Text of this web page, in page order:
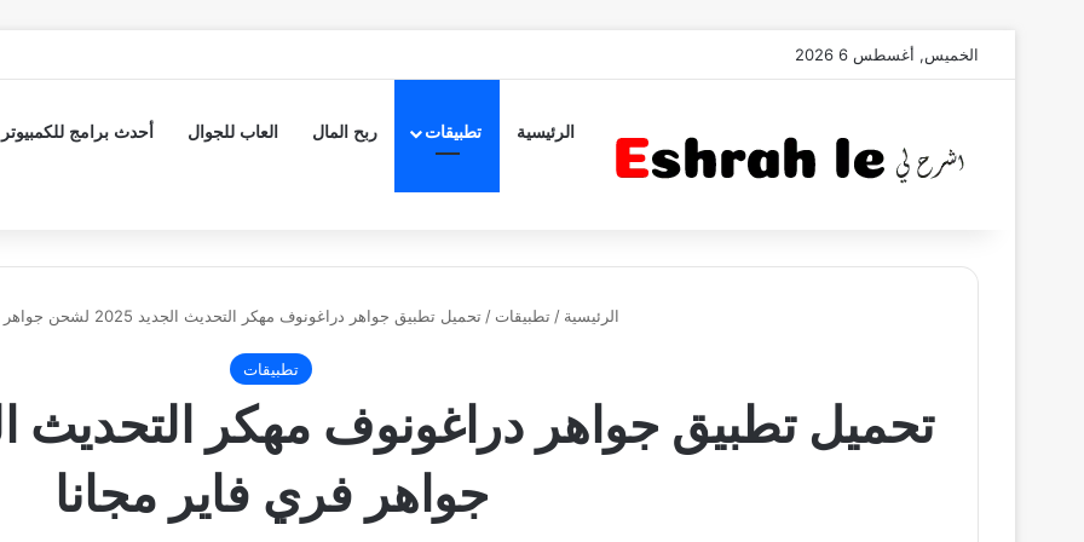
الخميس, أغسطس 6 2026
الرئيسية تطبيقات ربح المال العاب للجوال أحدث برامج للكمبيوتر
الرئيسية / تطبيقات / تحميل تطبيق جواهر دراغونوف مهكر التحديث الجديد 2025 لشحن جواهر فري فاير مجانا
تطبيقات
جواهر فري فاير مجانا